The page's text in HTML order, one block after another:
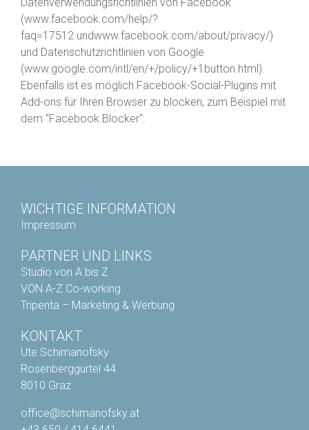
(www.facebook.com/help/?
faq=17512 undwww.facebook.com/about/privacy/)
und Datenschutzrichtlinien von Google
(www.google.com/intl/en/+/policy/+1button.html).
Ebenfalls ist es möglich Facebook-Social-Plugins mit
Add-ons für Ihren Browser zu blocken, zum Beispiel mit
dem “Facebook Blocker“.
WICHTIGE INFORMATION
Impressum
PARTNER UND LINKS
Studio von A bis Z
VON A-Z Co-working
Tripenta – Marketing & Werbung
KONTAKT
Ute Schimanofsky
Rosenberggürtel 44
8010 Graz
office@schimanofsky.at